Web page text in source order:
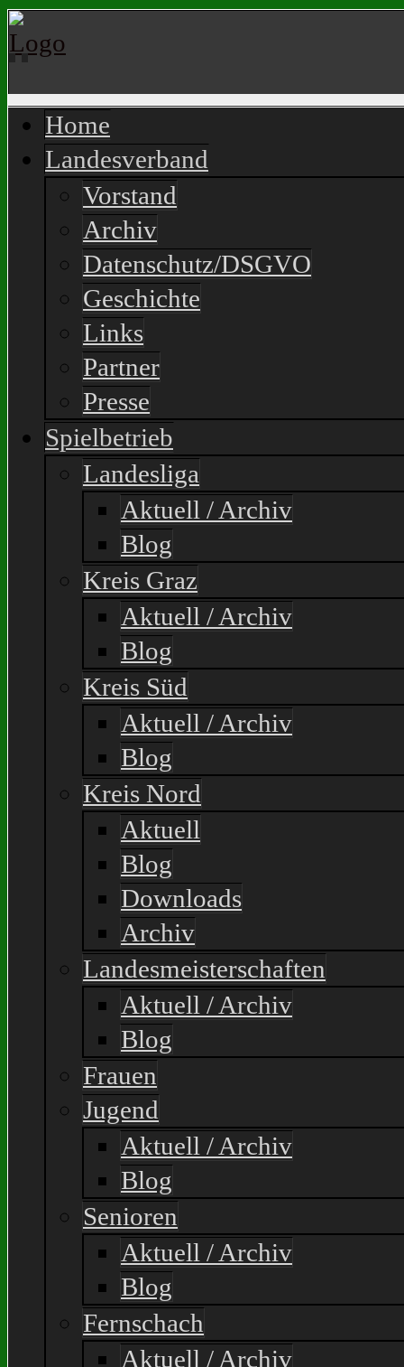
Home
Landesverband
Vorstand
Archiv
Datenschutz/DSGVO
Geschichte
Links
Partner
Presse
Spielbetrieb
Landesliga
Aktuell / Archiv
Blog
Kreis Graz
Aktuell / Archiv
Blog
Kreis Süd
Aktuell / Archiv
Blog
Kreis Nord
Aktuell
Blog
Downloads
Archiv
Landesmeisterschaften
Aktuell / Archiv
Blog
Frauen
Jugend
Aktuell / Archiv
Blog
Senioren
Aktuell / Archiv
Blog
Fernschach
Aktuell / Archiv